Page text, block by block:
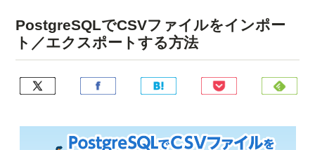
PostgreSQLでCSVファイルをインポー
ト／エクスポートする方法